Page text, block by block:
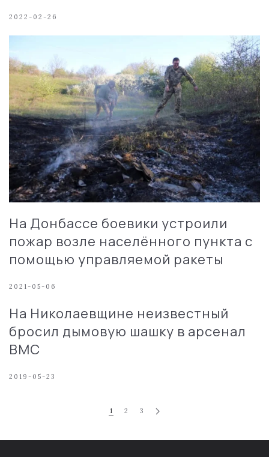
2022-02-26
На Донбассе боевики устроили
пожар возле населённого пункта с
помощью управляемой ракеты
2021-05-06
На Николаевщине неизвестный
бросил дымовую шашку в арсенал
ВМС
2019-05-23
1 2 3